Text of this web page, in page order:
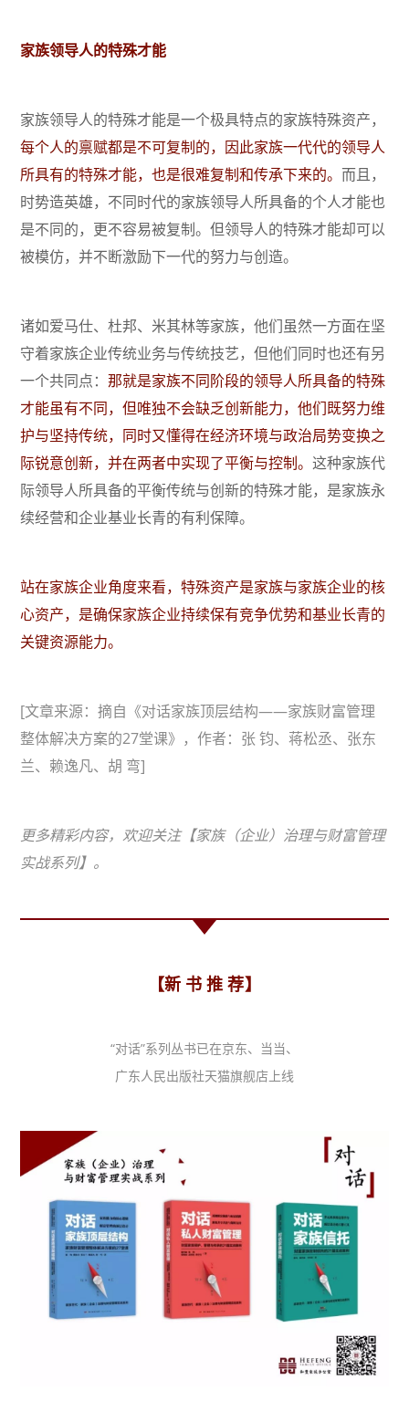
家族领导人的特殊才能
家族领导人的特殊才能是一个极具特点的家族特殊资产，
每个人的禀赋都是不可复制的，因此家族一代代的领导人
所具有的特殊才能，也是很难复制和传承下来的。 而且，
时势造英雄，不同时代的家族领导人所具备的个人才能也
是不同的，更不容易被复制。但领导人的特殊才能却可以
被模仿，并不断激励下一代的努力与创造。
诸如爱马仕、杜邦、米其林等家族，他们虽然一方面在坚
守着家族企业传统业务与传统技艺，但他们同时也还有另
一个共同点：那就是家族不同阶段的领导人所具备的特殊
才能虽有不同，但唯独不会缺乏创新能力，他们既努力维
护与坚持传统，同时又懂得在经济环境与政治局势变换之
际锐意创新，并在两者中实现了平衡与控制。这种家族代
际领导人所具备的平衡传统与创新的特殊才能，是家族永
续经营和企业基业长青的有利保障。
站在家族企业角度来看，特殊资产是家族与家族企业的核
心资产，是确保家族企业持续保有竞争优势和基业长青的
关键资源能力。
[文章来源：摘自《对话家族顶层结构——家族财富管理
整体解决方案的27堂课》，作者： 张 钧、蒋松丞、张东
兰、赖逸凡、胡 弯]
更多精彩内容，欢迎关注【家族（企业）治理与财富管理
实战系列】。
【新 书 推 荐】
“对话”系列丛书已在京东、当当、
广东人民出版社天猫旗舰店上线